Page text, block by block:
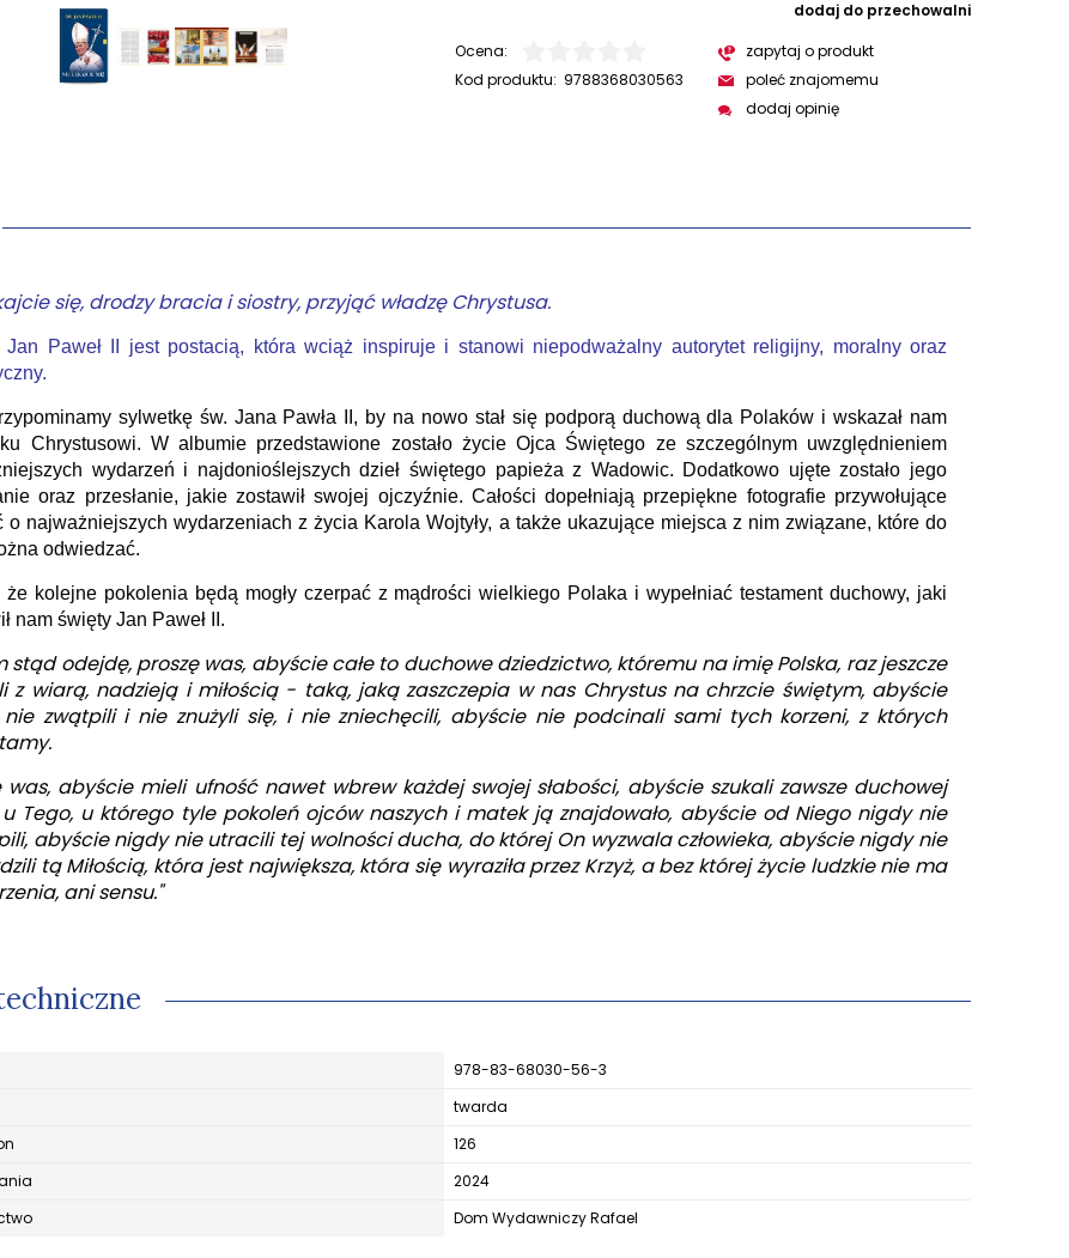
dodaj do przechowalni
Ocena:
Kod produktu: 9788368030563
zapytaj o produkt
poleć znajomemu
dodaj opinię
się, drodzy bracia i siostry, przyjąć władzę Chrystusa.
Jan Paweł II jest postacią, która wciąż inspiruje i stanowi niepodważalny autorytet religijny, moralny oraz
sylwetkę św. Jana Pawła II, by na nowo stał się podporą duchową dla Polaków i wskazał nam
Chrystusowi. W albumie przedstawione zostało życie Ojca Świętego ze szczególnym uwzględnieniem
wydarzeń i najdonioślejszych dzieł świętego papieża z Wadowic. Dodatkowo ujęte zostało jego
oraz przesłanie, jakie zostawił swojej ojczyźnie. Całości dopełniają przepiękne fotografie przywołujące
o najważniejszych wydarzeniach z życia Karola Wojtyły, a także ukazujące miejsca z nim związane, które do
odwiedzać.
że kolejne pokolenia będą mogły czerpać z mądrości wielkiego Polaka i wypełniać testament duchowy, jaki
nam święty Jan Paweł II.
stąd odejdę, proszę was, abyście całe to duchowe dziedzictwo, któremu na imię Polska, raz jeszcze
z wiarą, nadzieją i miłością - taką, jaką zaszczepia w nas Chrystus na chrzcie świętym, abyście
zwątpili i nie znużyli się, i nie zniechęcili, abyście nie podcinali sami tych korzeni, z których
was, abyście mieli ufność nawet wbrew każdej swojej słabości, abyście szukali zawsze duchowej
Tego, u którego tyle pokoleń ojców naszych i matek ją znajdowało, abyście od Niego nigdy nie
abyście nigdy nie utracili tej wolności ducha, do której On wyzwala człowieka, abyście nigdy nie
tą Miłością, która jest największa, która się wyraziła przez Krzyż, a bez której życie ludzkie nie ma
ani sensu."
978-83-68030-56-3
twarda
126
2024
Dom Wydawniczy Rafael